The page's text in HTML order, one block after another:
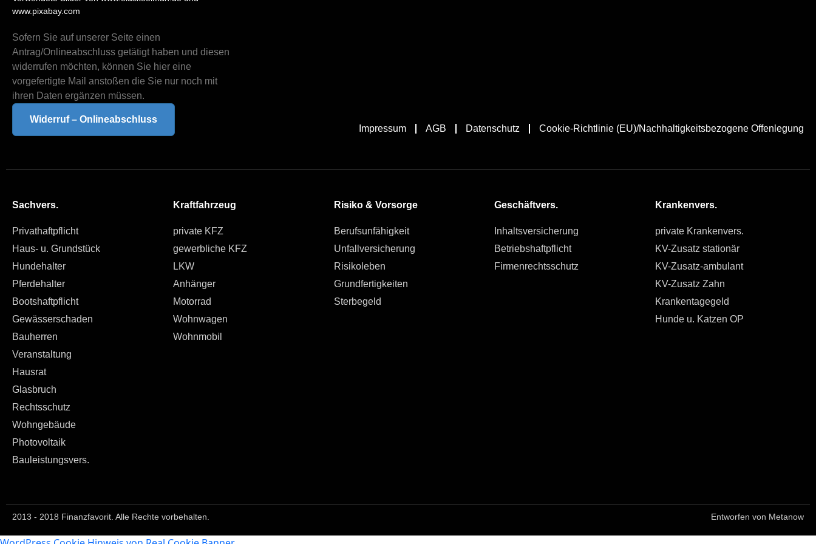
www.pixabay.com
Sofern Sie auf unserer Seite einen
Antrag/Onlineabschluss getätigt haben und diesen
widerrufen möchten, können Sie hier eine
vorgefertigte Mail anstoßen die Sie nur noch mit
ihren Daten ergänzen müssen.
Widerruf – Onlineabschluss
Impressum
AGB Datenschutz Cookie-Richtlinie (EU)/Nachhaltigkeitsbezogene Offenlegung
Sachvers.
Privathaftpflicht
Haus- u. Grundstück
Hundehalter
Pferdehalter
Bootshaftpflicht
Gewässerschaden
Bauherren
Veranstaltung
Hausrat
Glasbruch
Rechtsschutz
Wohngebäude
Photovoltaik
Bauleistungsvers.
Kraftfahrzeug
private KFZ
gewerbliche KFZ
LKW
Anhänger
Motorrad
Wohnwagen
Wohnmobil
Risiko & Vorsorge
Berufsunfähigkeit
Unfallversicherung
Risikoleben
Grundfertigkeiten
Sterbegeld
Geschäftvers.
Inhaltsversicherung
Betriebshaftpflicht
Firmenrechtsschutz
Krankenvers.
private Krankenvers.
KV-Zusatz stationär
KV-Zusatz-ambulant
KV-Zusatz Zahn
Krankentagegeld
Hunde u. Katzen OP
2013 - 2018 Finanzfavorit. Alle Rechte vorbehalten. Entworfen von Metanow